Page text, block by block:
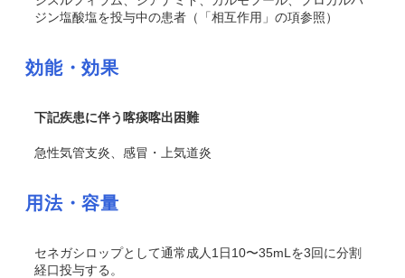
ジン塩酸塩を投与中の患者（「相互作用」の項参照）
効能・効果
下記疾患に伴う喀痰喀出困難
急性気管支炎、感冒・上気道炎
用法・容量
セネガシロップとして通常成人1日10〜35mLを3回に分割
経口投与する。